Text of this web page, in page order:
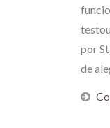
por
de